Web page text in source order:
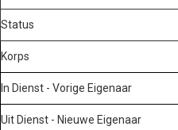
Status
Korps
In Dienst - Vorige Eigenaar
Uit Dienst - Nieuwe Eigenaar